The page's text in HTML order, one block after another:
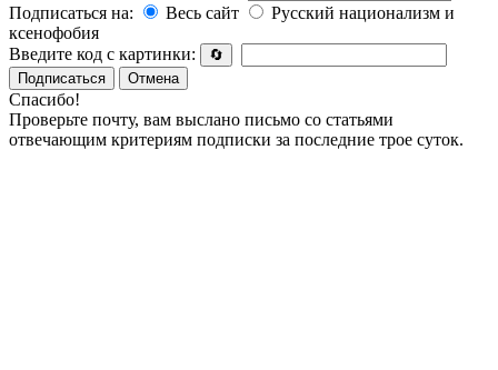
Подписаться на:
Весь сайт
Русский национализм и
ксенофобия
Введите код с картинки:
🔄
Подписаться
Отмена
Спасибо!
Проверьте почту, вам выслано письмо со статьями
отвечающим критериям подписки за последние трое суток.